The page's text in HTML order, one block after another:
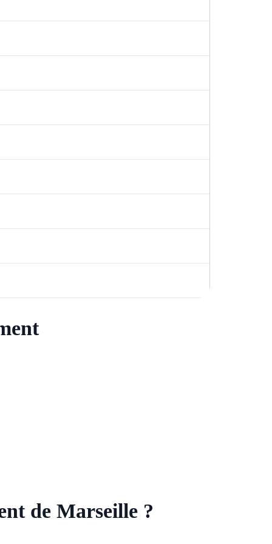
de Marseille ?